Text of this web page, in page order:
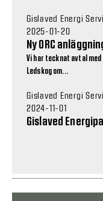
Gislaved Energi
2025-01-20
Ny ORC
Vi har tecknat avtal
Ledskog om...
Gislaved Energi
2024-11-01
Gislaved